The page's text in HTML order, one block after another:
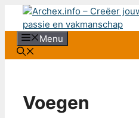
inhoud
Menu
Voegen